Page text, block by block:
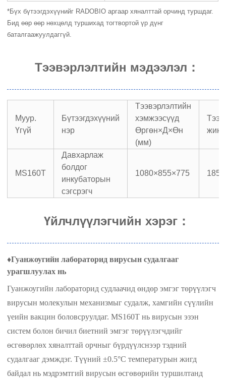
*Бүх бүтээгдэхүүнийг RADOBIO аргаар хяналттай орчинд туршдаг.
Бид өөр өөр нөхцөлд туршихад тогтвортой үр дүнг
баталгаажуулдаггүй.
Тээвэрлэлтийн мэдээлэл ：
Муур.
Үгүй
Бүтээгдэхүүний
нэр
Тээвэрлэлтийн
хэмжээсүүд
Өргөн×Д×Өн
(мм)
жин
MS160T
Давхарлаж
болдог
инкубаторын
сэгсрэгч
1080×855×775 185
Үйлчлүүлэгчийн хэрэг ：
♦Гуанжоугийн лабораторид вирусын судалгааг
урагшлуулах нь
Гуанжоугийн лабораторид судлаачид өндөр эмгэг төрүүлэгч
вирусын молекулын механизмыг судалж, хамгийн сүүлийн
үеийн вакцин боловсруулдаг. MS160T нь вирусын эзэн
систем болон бичил биетний эмгэг төрүүлэгчдийг
өсгөвөрлөх хяналттай орчныг бүрдүүлснээр тэдний
судалгааг дэмждэг. Түүний ±0.5°C температурын жигд
байдал нь мэдрэмтгий вирусын өсгөвөрийн туршилтанд